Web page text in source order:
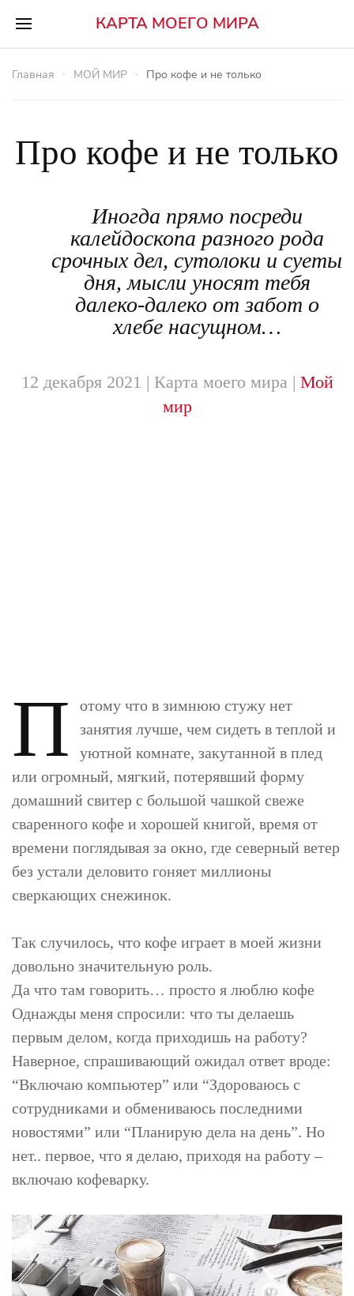
КАРТА МОЕГО МИРА
Главная МОЙ МИР Про кофе и не только
Про кофе и не только
Иногда прямо посреди
калейдоскопа разного рода
срочных дел, сутолоки и суеты
дня, мысли уносят тебя
далеко-далеко от забот о
хлебе насущном…
12 декабря 2021 | Карта моего мира | Мой
мир
П
отому что в зимнюю стужу нет
занятия лучше, чем сидеть в теплой и
уютной комнате, закутанной в плед
или огромный, мягкий, потерявший форму
домашний свитер с большой чашкой свеже
сваренного кофе и хорошей книгой, время от
времени поглядывая за окно, где северный ветер
без устали деловито гоняет миллионы
сверкающих снежинок.
Так случилось, что кофе играет в моей жизни
довольно значительную роль.
Да что там говорить… просто я люблю кофе
Однажды меня спросили: что ты делаешь
первым делом, когда приходишь на работу?
Наверное, спрашивающий ожидал ответ вроде:
“Включаю компьютер” или “Здороваюсь с
сотрудниками и обмениваюсь последними
новостями” или “Планирую дела на день”. Но
нет.. первое, что я делаю, приходя на работу –
включаю кофеварку.